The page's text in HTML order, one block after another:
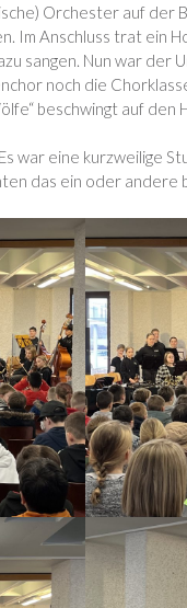
Orchester auf
Im Anschluss trat ein
sangen. Nun war
noch die
beschwingt auf den
war eine kurzweilige
das ein oder